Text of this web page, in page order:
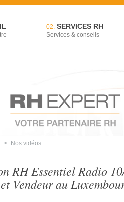
02. SERVICES RH
Services & conseils
> Nos vidéos
RH Essentiel Radio
Vendeur au